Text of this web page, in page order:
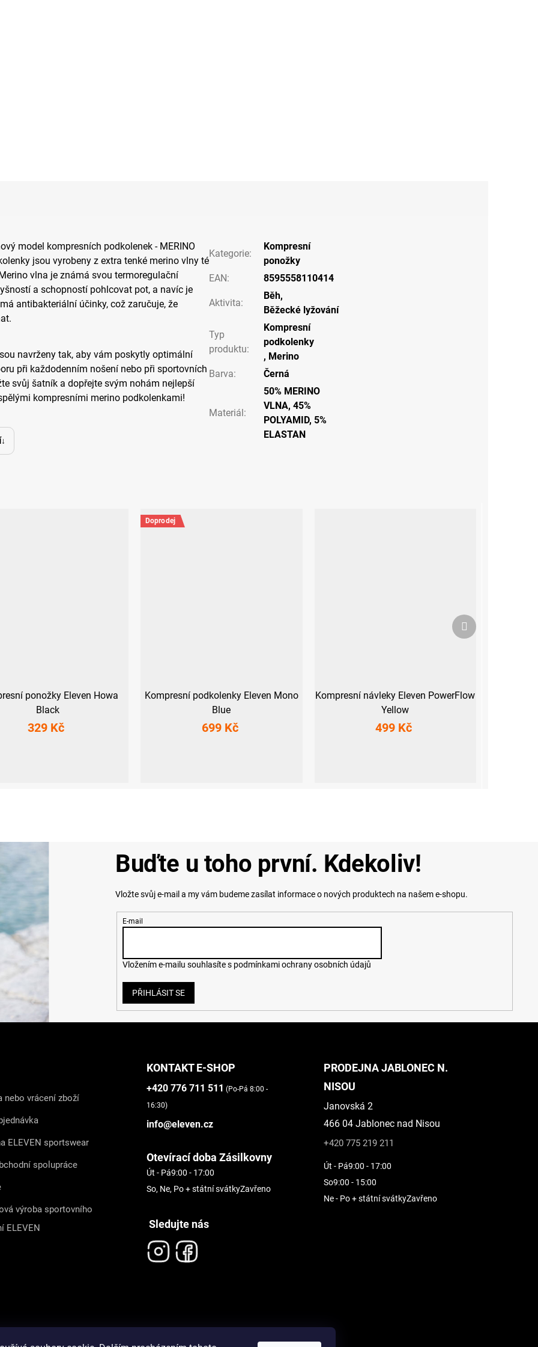
model kompresních podkolenek - MERINO
jsou vyrobeny z extra tenké merino vlny té
vlna je známá svou termoregulační
a schopností pohlcovat pot, a navíc je
antibakteriální účinky, což zaručuje, že
navrženy tak, aby vám poskytly optimální
při každodenním nošení nebo při sportovních
svůj šatník a dopřejte svým nohám nejlepší
kompresními merino podkolenkami!
Kategorie:
Kompresní
ponožky
EAN: 8595558110414
Aktivita:
Běh,
Běžecké lyžování
Typ
produktu:
Kompresní
podkolenky
, Merino
Barva: Černá
Materiál:
50% MERINO
VLNA, 45%
POLYAMID, 5%
ELASTAN
ponožky Eleven Howa
Black
329 Kč
Doprodej
Kompresní podkolenky Eleven Mono
Blue
699 Kč
Kompresní návleky Eleven PowerFlow
Yellow
499 Kč
Další
produkt
Buďte u toho první. Kdekoliv!
Vložte svůj e-mail a my vám budeme zasílat informace o nových produktech na našem e-shopu.
E-mail
Vložením e-mailu souhlasíte s podmínkami ochrany osobních údajů
PŘIHLÁSIT SE
nebo vrácení zboží
ELEVEN sportswear
spolupráce
výroba sportovního
ELEVEN
KONTAKT E-SHOP
+420 776 711 511 (Po-Pá 8:00 -
16:30)
info@eleven.cz
Otevírací doba Zásilkovny
Út - Pá9:00 - 17:00
So, Ne, Po + státní svátkyZavřeno
Sledujte nás
PRODEJNA JABLONEC N.
NISOU
Janovská 2
466 04 Jablonec nad Nisou
+420 775 219 211
Út - Pá9:00 - 17:00
So9:00 - 15:00
Ne - Po + státní svátkyZavřeno